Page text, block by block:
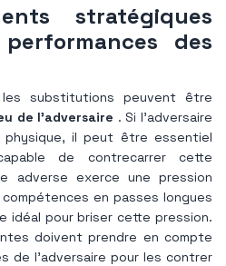
stratégiques
des
substitutions peuvent être
de l'adversaire . Si l’adversaire
il peut être essentiel
de contrecarrer cette
adverse exerce une pression
en passes longues
idéal pour briser cette pression.
doivent prendre en compte
de l'adversaire pour les contrer